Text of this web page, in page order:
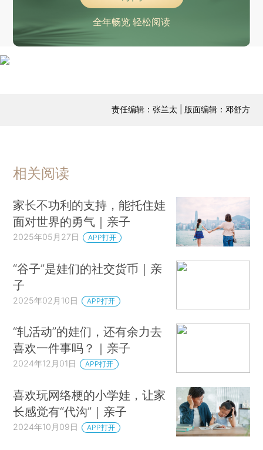
全年畅览 轻松阅读
责任编辑：张兰太 | 版面编辑：邓舒方
相关阅读
家长不功利的支持，能托住娃
面对世界的勇气｜亲子
2025年05月27日 APP打开
“谷子”是娃们的社交货币｜亲
子
2025年02月10日 APP打开
“轧活动”的娃们，还有余力去
喜欢一件事吗？｜亲子
2024年12月01日 APP打开
喜欢玩网络梗的小学娃，让家
长感觉有“代沟”｜亲子
2024年10月09日 APP打开